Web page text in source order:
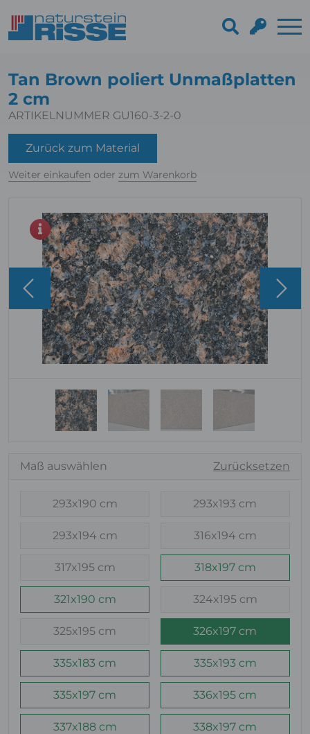
Tan Brown poliert Unmaßplatten
2 cm
ARTIKELNUMMER GU160-3-2-0
Zurück zum Material
Weiter einkaufen oder zum Warenkorb
Maß auswählen Zurücksetzen
293x190 cm 293x193 cm
293x194 cm 316x194 cm
317x195 cm 318x197 cm
321x190 cm 324x195 cm
325x195 cm 326x197 cm
335x183 cm 335x193 cm
335x197 cm 336x195 cm
337x188 cm 338x197 cm